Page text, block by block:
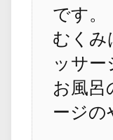
です。
むくみ
ッサ
お風呂
ージの